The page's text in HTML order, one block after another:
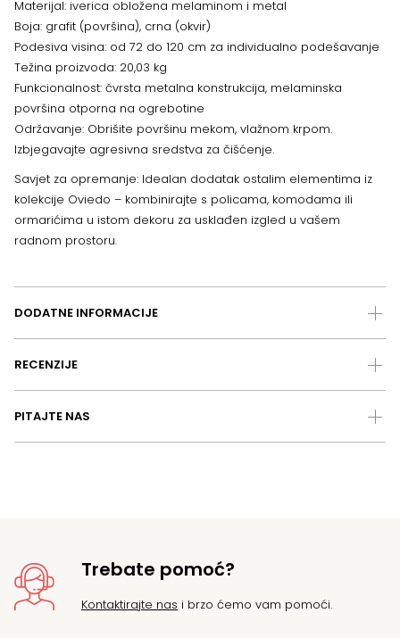
Materijal: iverica obložena melaminom i metal
Boja: grafit (površina), crna (okvir)
Podesiva visina: od 72 do 120 cm za individualno podešavanje
Težina proizvoda: 20,03 kg
Funkcionalnost: čvrsta metalna konstrukcija, melaminska
površina otporna na ogrebotine
Održavanje: Obrišite površinu mekom, vlažnom krpom.
Izbjegavajte agresivna sredstva za čišćenje.
Savjet za opremanje: Idealan dodatak ostalim elementima iz
kolekcije Oviedo – kombinirajte s policama, komodama ili
ormarićima u istom dekoru za usklađen izgled u vašem
radnom prostoru.
DODATNE INFORMACIJE
RECENZIJE
PITAJTE NAS
Trebate pomoć?
Kontaktirajte nas i brzo ćemo vam pomoći.